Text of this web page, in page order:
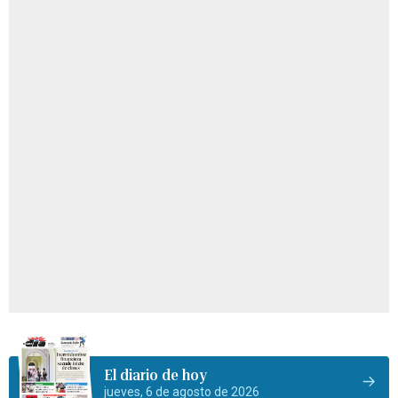
El diario de hoy
jueves, 6 de agosto de 2026